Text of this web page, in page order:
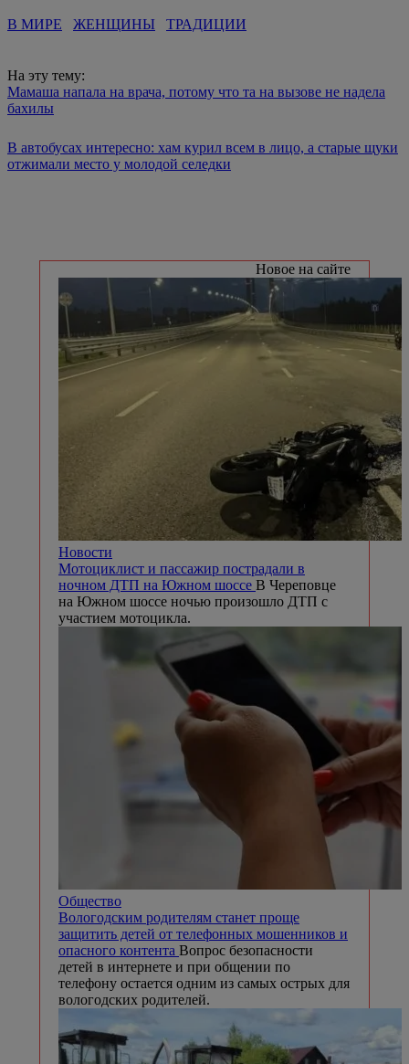
В МИРЕ ЖЕНЩИНЫ ТРАДИЦИИ
На эту тему:
Мамаша напала на врача, потому что та на вызове не надела
бахилы
В автобусах интересно: хам курил всем в лицо, а старые щуки
отжимали место у молодой селедки
Новое на сайте
Новости
Мотоциклист и пассажир пострадали в
ночном ДТП на Южном шоссе В Череповце
на Южном шоссе ночью произошло ДТП с
участием мотоцикла.
Общество
Вологодским родителям станет проще
защитить детей от телефонных мошенников и
опасного контента Вопрос безопасности
детей в интернете и при общении по
телефону остается одним из самых острых для
вологодских родителей.